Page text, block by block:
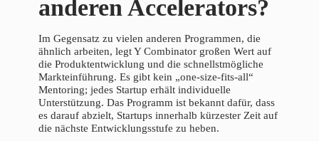
anderen Accelerators?
Im Gegensatz zu vielen anderen Programmen, die
ähnlich arbeiten, legt Y Combinator großen Wert auf
die Produktentwicklung und die schnellstmögliche
Markteinführung. Es gibt kein „one-size-fits-all“
Mentoring; jedes Startup erhält individuelle
Unterstützung. Das Programm ist bekannt dafür, dass
es darauf abzielt, Startups innerhalb kürzester Zeit auf
die nächste Entwicklungsstufe zu heben.